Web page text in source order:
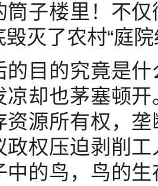
筒子楼里！不
灭了农村“庭
的目的究竟是
凉却也茅塞顿
资源所有权，
政权压迫剥削
中的鸟，鸟的